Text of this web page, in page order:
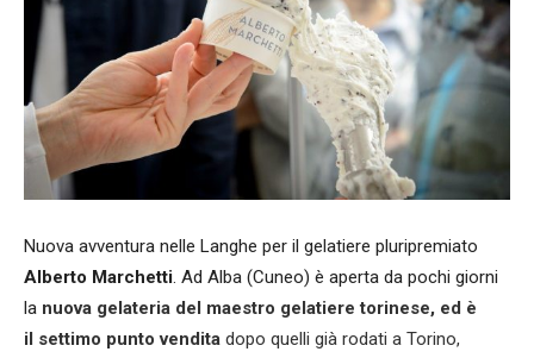
Nuova avventura nelle Langhe per il gelatiere pluripremiato
Alberto Marchetti. Ad Alba (Cuneo) è aperta da pochi giorni
la nuova gelateria del maestro gelatiere torinese, ed è
il settimo punto vendita dopo quelli già rodati a Torino,